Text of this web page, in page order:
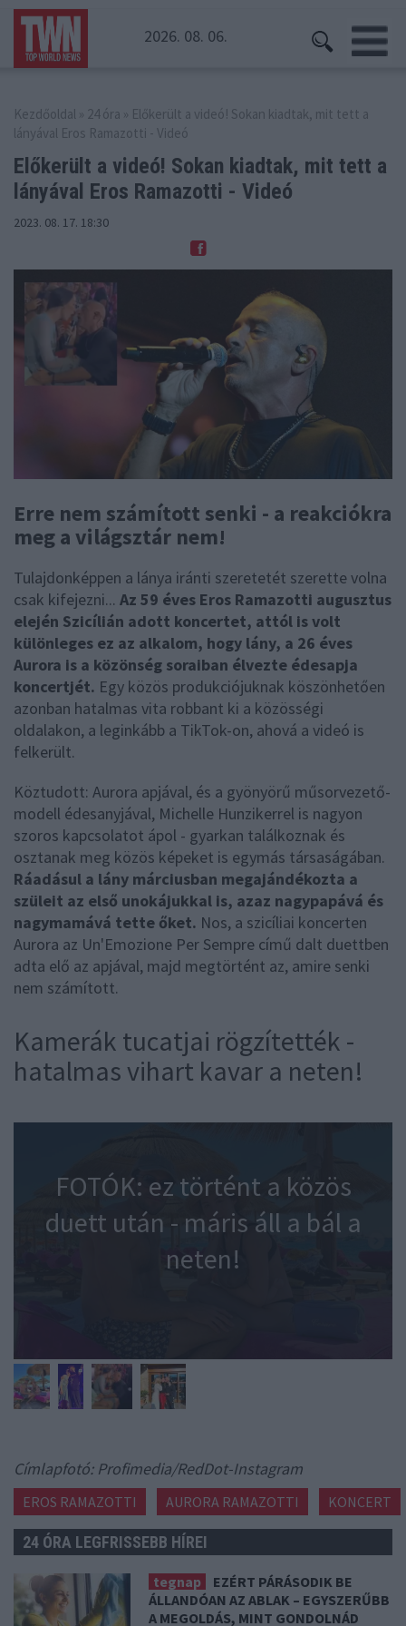
2026. 08. 06.
Kezdőoldal » 24 óra » Előkerült a videó! Sokan kiadtak, mit tett a
lányával Eros Ramazotti - Videó
Előkerült a videó! Sokan kiadtak, mit tett a
lányával Eros Ramazotti - Videó
2023. 08. 17. 18:30
Erre nem számított senki - a reakciókra
meg a világsztár nem!
Tulajdonképpen a lánya iránti szeretetét szerette volna
csak kifejezni... Az 59 éves Eros Ramazotti augusztus
elején Szicílián adott koncertet, attól is volt
különleges ez az alkalom, hogy lány, a 26 éves
Aurora is a közönség soraiban élvezte édesapja
koncertjét. Egy közös produkciójuknak köszönhetően
azonban hatalmas vita robbant ki a közösségi
oldalakon, a leginkább a TikTok-on, ahová a videó is
felkerült.
Köztudott: Aurora apjával, és a gyönyörű műsorvezető-
modell édesanyjával, Michelle Hunzikerrel is nagyon
szoros kapcsolatot ápol - gyarkan találkoznak és
osztanak meg közös képeket is egymás társaságában.
Ráadásul a lány márciusban megajándékozta a
szüleit az első unokájukkal is, azaz nagypapává és
nagymamává tette őket. Nos, a szicíliai koncerten
Aurora az Un'Emozione Per Sempre című dalt duettben
adta elő az apjával, majd megtörtént az, amire senki
nem számított.
Kamerák tucatjai rögzítették -
hatalmas vihart kavar a neten!
FOTÓK: ez történt a közös
duett után - máris áll a bál a
neten!
Címlapfotó: Profimedia/RedDot-Instagram
EROS RAMAZOTTI AURORA RAMAZOTTI KONCERT
24 ÓRA LEGFRISSEBB HÍREI
tegnap
EZÉRT PÁRÁSODIK BE
ÁLLANDÓAN AZ ABLAK – EGYSZERŰBB
A MEGOLDÁS, MINT GONDOLNÁD